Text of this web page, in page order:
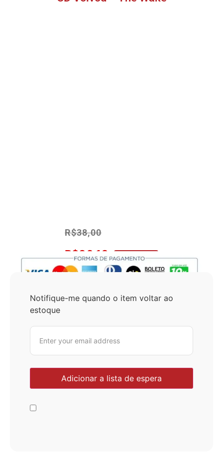
R$38,00
R$36,10 No Pix 5% OFF
Notifique-me quando o item voltar ao
estoque